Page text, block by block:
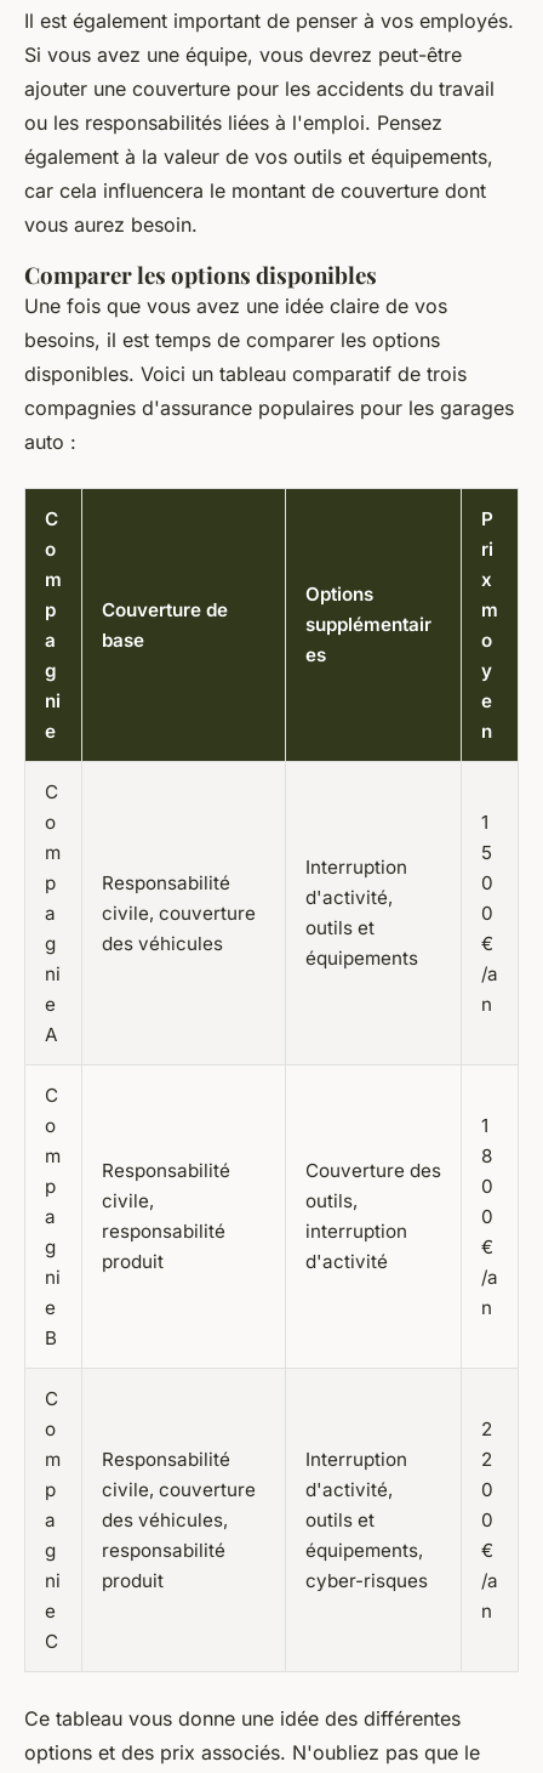
Il est également important de penser à vos employés.
Si vous avez une équipe, vous devrez peut-être
ajouter une couverture pour les accidents du travail
ou les responsabilités liées à l'emploi. Pensez
également à la valeur de vos outils et équipements,
car cela influencera le montant de couverture dont
vous aurez besoin.
Comparer les options disponibles
Une fois que vous avez une idée claire de vos
besoins, il est temps de comparer les options
disponibles. Voici un tableau comparatif de trois
compagnies d'assurance populaires pour les garages
auto :
C
o
m
p
a
g
ni
e
Couverture de
base
Options
supplémentair
es
P
ri
x
m
o
y
e
n
C
o
m
p
a
g
ni
e
A
Responsabilité
civile, couverture
des véhicules
Interruption
d'activité,
outils et
équipements
1
5
0
0
€
/a
n
C
o
m
p
a
g
ni
e
B
Responsabilité
civile,
responsabilité
produit
Couverture des
outils,
interruption
d'activité
1
8
0
0
€
/a
n
C
o
m
p
a
g
ni
e
C
Responsabilité
civile, couverture
des véhicules,
responsabilité
produit
Interruption
d'activité,
outils et
équipements,
cyber-risques
2
2
0
0
€
/a
n
Ce tableau vous donne une idée des différentes
options et des prix associés. N'oubliez pas que le